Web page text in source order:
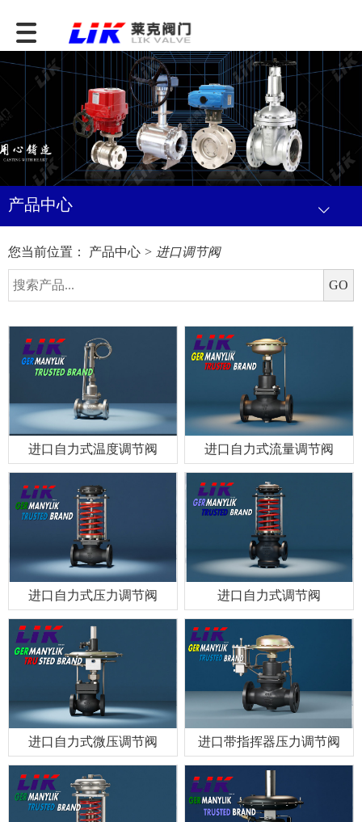
产品中心
您当前位置： 产品中心 > 进口调节阀
进口自力式温度调节阀 进口自力式流量调节阀
进口自力式压力调节阀 进口自力式调节阀
进口自力式微压调节阀 进口带指挥器压力调节阀